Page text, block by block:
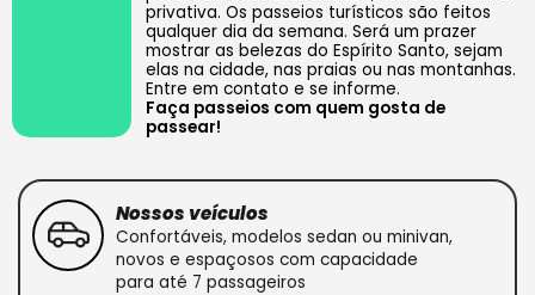
privativa. Os passeios turísticos são feitos
qualquer dia da semana. Será um prazer
mostrar as belezas do Espírito Santo, sejam
elas na cidade, nas praias ou nas montanhas.
Entre em contato e se informe.
Faça passeios com quem gosta de
passear!
Nossos veículos
Confortáveis, modelos sedan ou minivan,
novos e espaçosos com capacidade
para até 7 passageiros